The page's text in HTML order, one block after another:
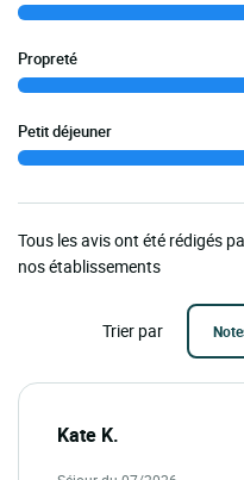
Propreté
Petit déjeuner
Tous les avis ont été rédigés
nos établissements
Trier par
Kate K.